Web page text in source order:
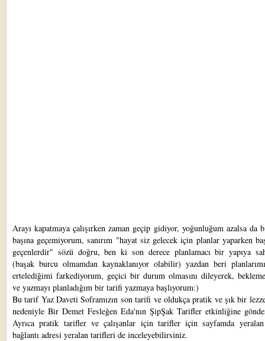
Arayı kapatmaya çalışırken zaman geçip gidiyor, yoğunluğum azalsa da
başına geçemiyorum, sanırım "hayat siz gelecek için planlar yaparken
geçenlerdir" sözü doğru, ben ki son derece planlamacı bir yapıya
(başak burcu olmamdan kaynaklanıyor olabilir) yazdan beri
ertelediğimi farkediyorum, geçici bir durum olmasını dileyerek,
ve yazmayı planladığım bir tarifi yazmaya başlıyorum:)
Bu tarif Yaz Daveti Soframızın son tarifi ve oldukça pratik ve şık bir
nedeniyle Bir Demet Fesleğen Eda'nın ŞipŞak Tarifler etkinliğine
Ayrıca pratik tarifler ve çalışanlar için tarifler için sayfamda yeralan
bağlantı adresi yeralan tarifleri de inceleyebilirsiniz.